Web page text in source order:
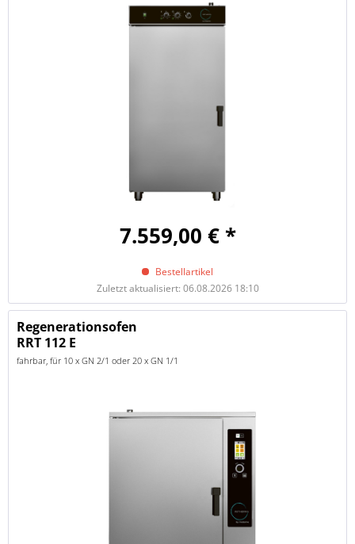
7.559,00 € *
Bestellartikel
Zuletzt aktualisiert: 06.08.2026 18:10
Regenerationsofen
RRT 112 E
fahrbar, für 10 x GN 2/1 oder 20 x GN 1/1